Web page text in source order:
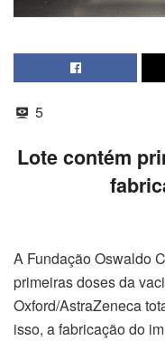
5
Lote contém
A Fundação Oswaldo
primeiras doses da
Oxford/AstraZeneca
isso, a fabricação do